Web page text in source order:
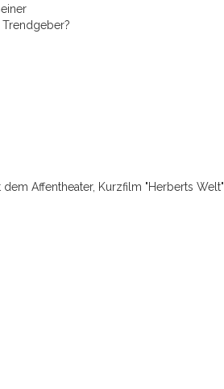
Affentheater, Kurzfilm "Herberts Welt"